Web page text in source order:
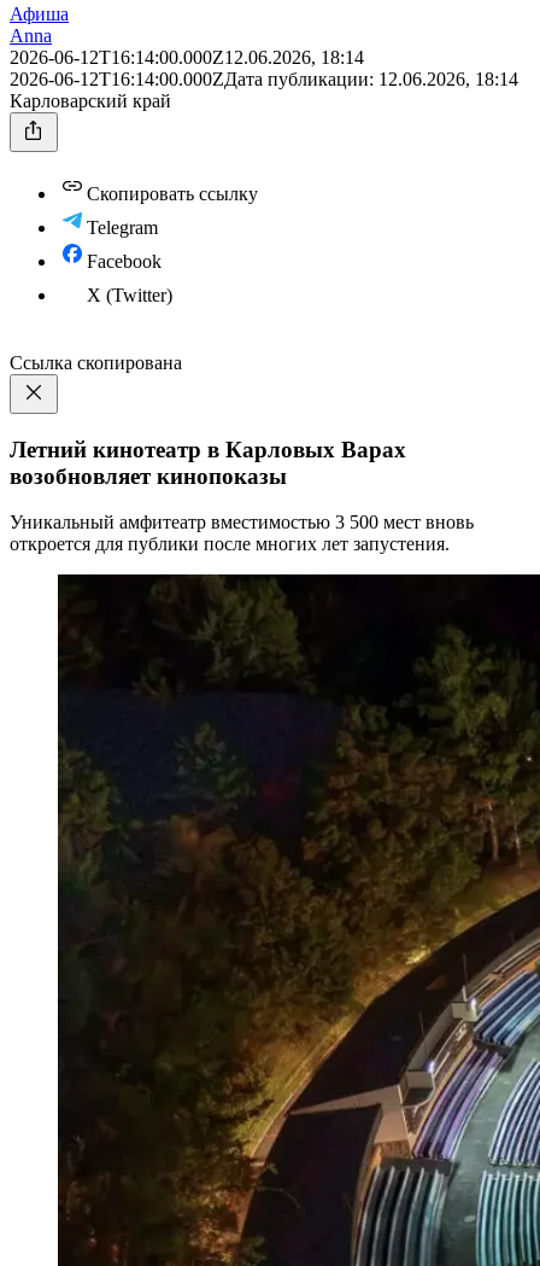
Афиша
Anna
2026-06-12T16:14:00.000Z12.06.2026, 18:14
2026-06-12T16:14:00.000ZДата публикации: 12.06.2026, 18:14
Карловарский край
Скопировать ссылку
Telegram
Facebook
X (Twitter)
Ссылка скопирована
Летний кинотеатр в Карловых Варах
возобновляет кинопоказы
Уникальный амфитеатр вместимостью 3 500 мест вновь
откроется для публики после многих лет запустения.